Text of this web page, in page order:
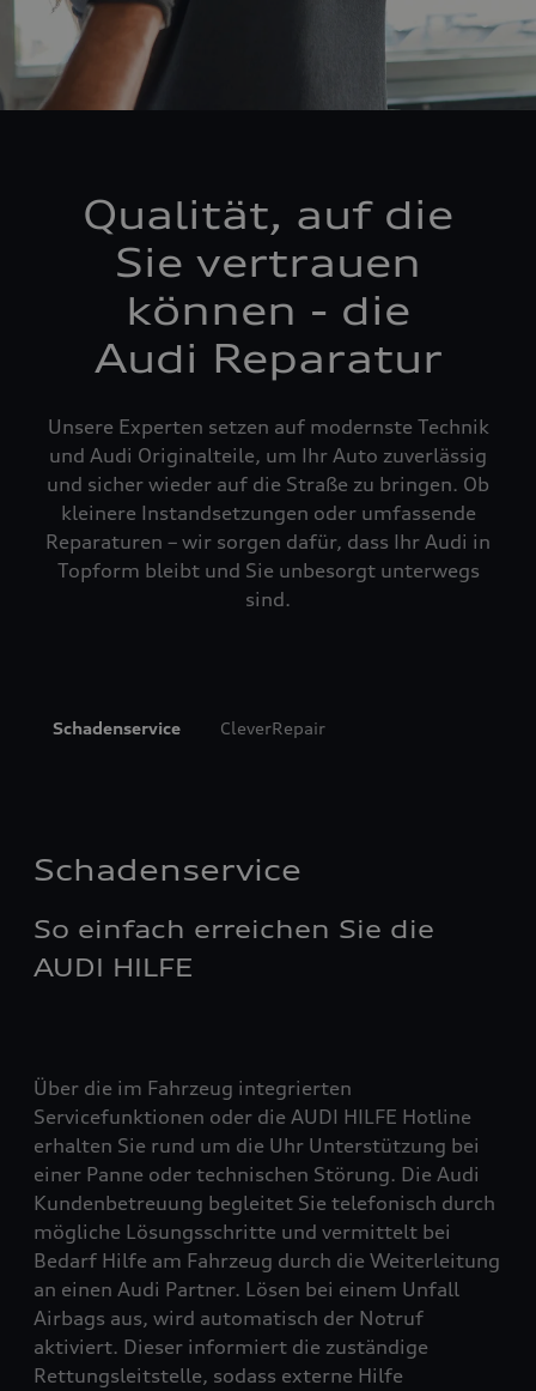
Qualität, auf die
Sie vertrauen
können - die
Audi Reparatur
Unsere Experten setzen auf modernste Technik
und Audi Originalteile, um Ihr Auto zuverlässig
und sicher wieder auf die Straße zu bringen. Ob
kleinere Instandsetzungen oder umfassende
Reparaturen – wir sorgen dafür, dass Ihr Audi in
Topform bleibt und Sie unbesorgt unterwegs
sind.
Schadenservice CleverRepair
Schadenservice
So einfach erreichen Sie die
AUDI HILFE
Über die im Fahrzeug integrierten
Servicefunktionen oder die AUDI HILFE Hotline
erhalten Sie rund um die Uhr Unterstützung bei
einer Panne oder technischen Störung. Die Audi
Kundenbetreuung begleitet Sie telefonisch durch
mögliche Lösungsschritte und vermittelt bei
Bedarf Hilfe am Fahrzeug durch die Weiterleitung
an einen Audi Partner. Lösen bei einem Unfall
Airbags aus, wird automatisch der Notruf
aktiviert. Dieser informiert die zuständige
Rettungsleitstelle, sodass externe Hilfe